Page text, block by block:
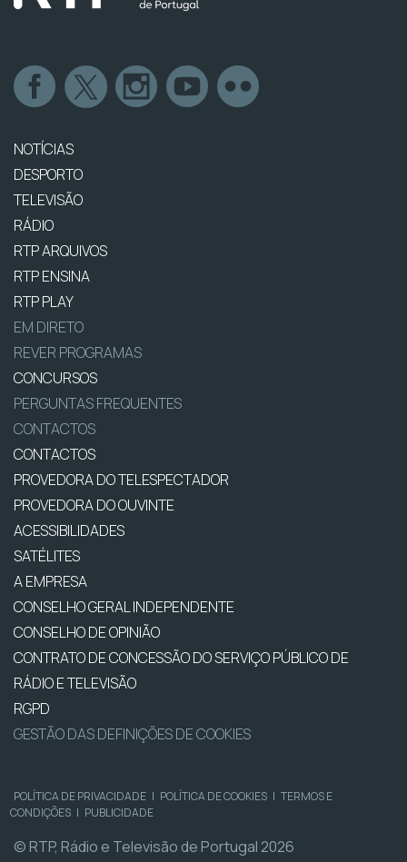
NOTÍCIAS
DESPORTO
TELEVISÃO
RÁDIO
RTP ARQUIVOS
RTP ENSINA
RTP PLAY
EM DIRETO
REVER PROGRAMAS
CONCURSOS
PERGUNTAS FREQUENTES
CONTACTOS
CONTACTOS
PROVEDORA DO TELESPECTADOR
PROVEDORA DO OUVINTE
ACESSIBILIDADES
SATÉLITES
A EMPRESA
CONSELHO GERAL INDEPENDENTE
CONSELHO DE OPINIÃO
CONTRATO DE CONCESSÃO DO SERVIÇO PÚBLICO DE
RÁDIO E TELEVISÃO
RGPD
GESTÃO DAS DEFINIÇÕES DE COOKIES
POLÍTICA DE PRIVACIDADE | POLÍTICA DE COOKIES | TERMOS E
CONDIÇÕES | PUBLICIDADE
© RTP, Rádio e Televisão de Portugal 2026